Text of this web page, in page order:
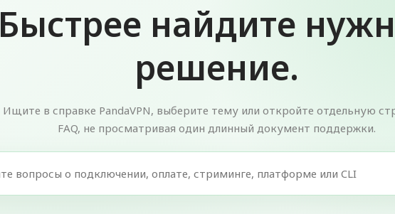
Быстрее найдите
решение.
Ищите в справке PandaVPN, выберите тему или откройте отдельную
FAQ, не просматривая один длинный документ поддержки.